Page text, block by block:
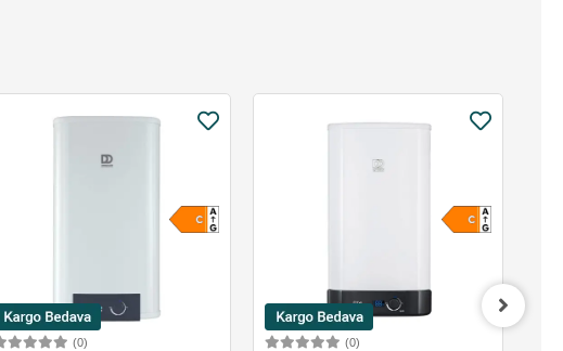
(0) (0)